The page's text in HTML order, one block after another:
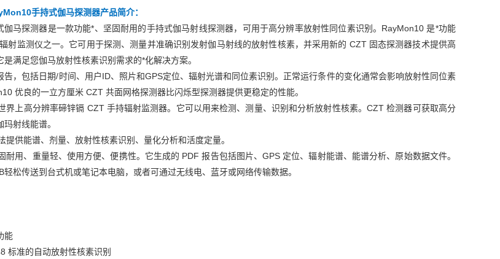
手持式伽马探测器产品简介：
伽马探测器是一款功能*、坚固耐用的手持式伽马射线探测器，可用于高分辨率放射性同位素识别。RayMon10 是*功能
射监测仪之一。它可用于探测、测量并准确识别发射伽马射线的放射性核素，并采用新的 CZT 固态探测器技术提供高
满足您伽马放射性核素识别需求的*化解决方案。
告，包括日期/时间、用户ID、照片和GPS定位、辐射光谱和同位素识别。正常运行条件的变化通常会影响放射性同位素
优良的一立方厘米 CZT 共面网格探测器比闪烁型探测器提供更稳定的性能。
界上高分辨率碲锌镉 CZT 手持辐射监测器。它可以用来检测、测量、识别和分析放射性核素。CZT 检测器可获取高分
射线能谱。
供能谱、剂量、放射性核素识别、量化分析和活度定量。
用、重量轻、使用方便、便携性。它生成的 PDF 报告包括图片、GPS 定位、辐射能谱、能谱分析、原始数据文件。
轻松传送到台式机或笔记本电脑，或者可通过无线电、蓝牙或网络传输数据。
能
标准的自动放射性核素识别